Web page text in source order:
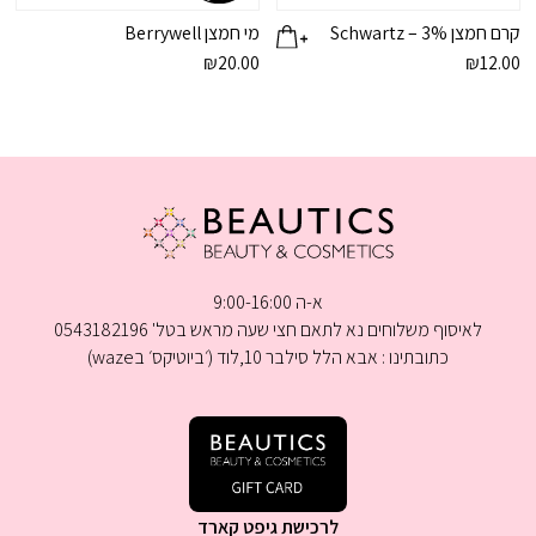
קרם חמצן 3% – Schwartz
₪12.00
מי חמצן Berrywell
₪20.00
א-ה 9:00-16:00
לאיסוף משלוחים נא לתאם חצי שעה מראש בטל' 0543182196
כתובתינו : אבא הלל סילבר 10,לוד (׳ביוטיקס׳ בwaze)
לרכישת גיפט קארד